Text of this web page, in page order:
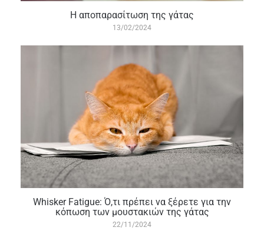
Η αποπαρασίτωση της γάτας
13/02/2024
Whisker Fatigue: Ό,τι πρέπει να ξέρετε για την
κόπωση των μουστακιών της γάτας
22/11/2024